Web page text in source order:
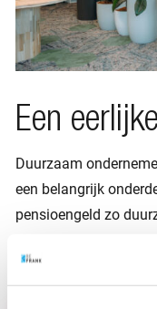
Een
Duurzaam
een belangrijk
pensioengeld zo
april 2024 zijn we